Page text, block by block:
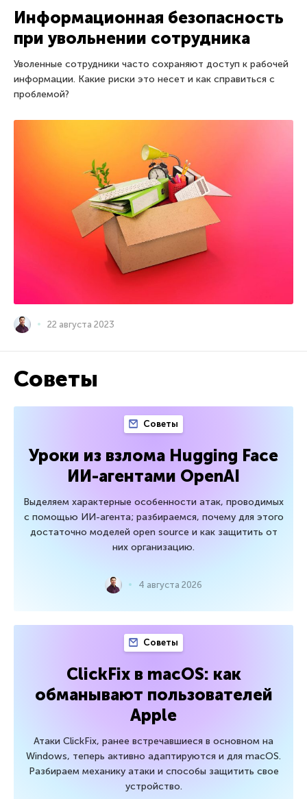
Информационная безопасность
при увольнении сотрудника
Уволенные сотрудники часто сохраняют доступ к рабочей
информации. Какие риски это несет и как справиться с
проблемой?
22 августа 2023
Советы
Советы
Уроки из взлома Hugging Face
ИИ-агентами OpenAI
Выделяем характерные особенности атак, проводимых
с помощью ИИ-агента; разбираемся, почему для этого
достаточно моделей open source и как защитить от
них организацию.
4 августа 2026
Советы
ClickFix в macOS: как
обманывают пользователей
Apple
Атаки ClickFix, ранее встречавшиеся в основном на
Windows, теперь активно адаптируются и для macOS.
Разбираем механику атаки и способы защитить свое
устройство.